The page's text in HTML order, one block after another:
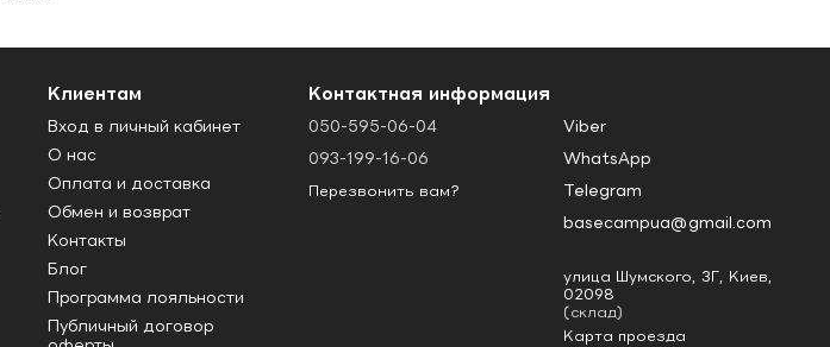
Клиентам
Вход в личный кабинет
О нас
Оплата и доставка
Обмен и возврат
Контакты
Блог
Программа лояльности
Публичный договор
Контактная информация
050-595-06-04
093-199-16-06
Перезвонить вам?
Viber
WhatsApp
Telegram
basecampua@gmail.com
улица Шумского, 3Г, Киев,
02098
(склад)
Карта проезда